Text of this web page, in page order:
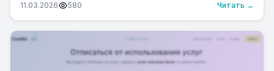
11.03.2026 580 Читать →